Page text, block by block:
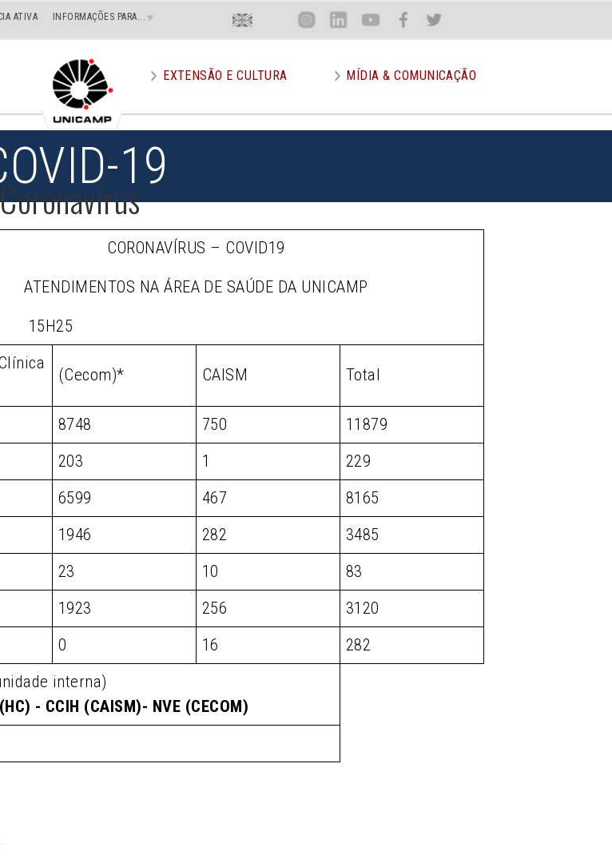
ATIVA INFORMAÇÕES PARA... Menu
Superior
Direito
En Inst Lin You Face Twit
EXTENSÃO E CULTURA MÍDIA & COMUNICAÇÃO
19
CORONAVÍRUS – COVID19
ATENDIMENTOS NA ÁREA DE SAÚDE DA UNICAMP
15H25
(Cecom)* CAISM Total
8748 750
11879
203 1
229
6599 467
8165
1946 282
3485
23 10
83
1923 256
3120
0 16
282
interna)
- CCIH (CAISM)- NVE (CECOM)